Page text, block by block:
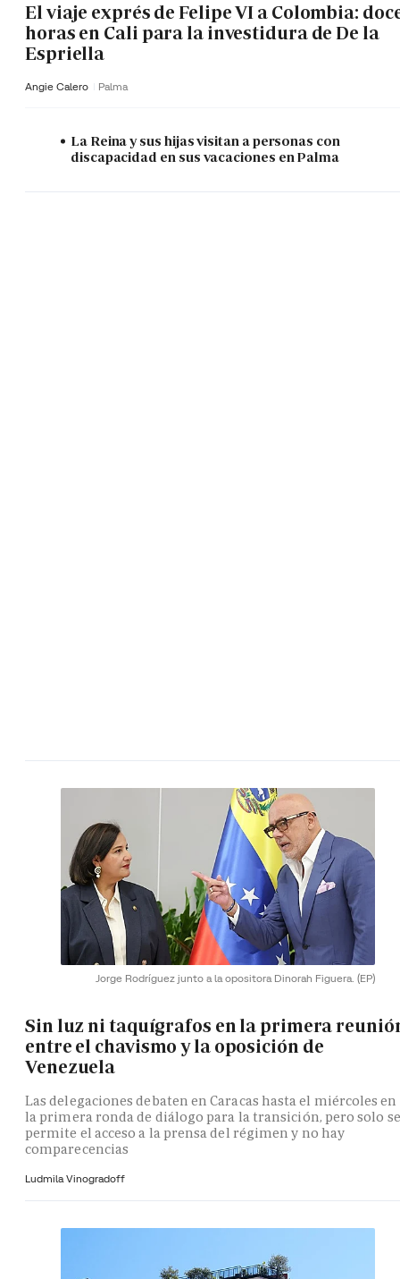
El viaje exprés de Felipe VI a Colombia:
horas en Cali para la investidura de De la
Espriella
Angie Calero Palma
La Reina y sus hijas visitan a personas con
discapacidad en sus vacaciones en Palma
Jorge Rodríguez junto a la opositora Dinorah Figuera. (EP)
Sin luz ni taquígrafos en la primera
entre el chavismo y la oposición de
Venezuela
Las delegaciones debaten en Caracas hasta el miércoles en
la primera ronda de diálogo para la transición, pero solo se
permite el acceso a la prensa del régimen y no hay
comparecencias
Ludmila Vinogradoff